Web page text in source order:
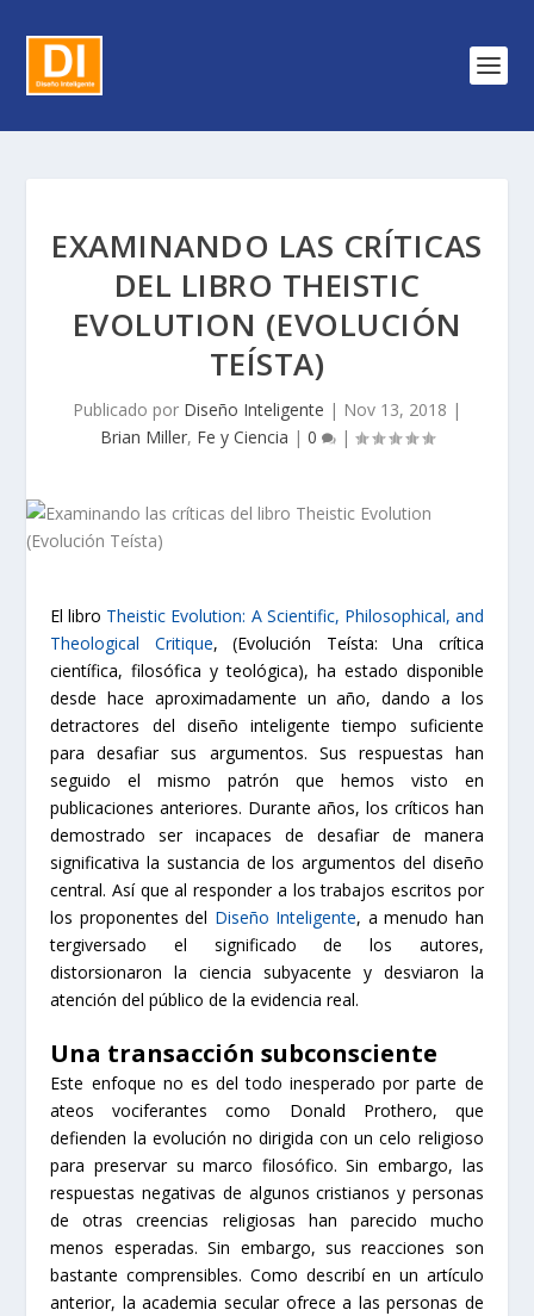
EXAMINANDO LAS CRÍTICAS
DEL LIBRO THEISTIC
EVOLUTION (EVOLUCIÓN
TEÍSTA)
Publicado por Diseño Inteligente | Nov 13, 2018 |
Brian Miller, Fe y Ciencia | 0 |
El libro Theistic Evolution: A Scientific, Philosophical, and
Theological Critique, (Evolución Teísta: Una crítica
científica, filosófica y teológica), ha estado disponible
desde hace aproximadamente un año, dando a los
detractores del diseño inteligente tiempo suficiente
para desafiar sus argumentos. Sus respuestas han
seguido el mismo patrón que hemos visto en
publicaciones anteriores. Durante años, los críticos han
demostrado ser incapaces de desafiar de manera
significativa la sustancia de los argumentos del diseño
central. Así que al responder a los trabajos escritos por
los proponentes del Diseño Inteligente, a menudo han
tergiversado el significado de los autores,
distorsionaron la ciencia subyacente y desviaron la
atención del público de la evidencia real.
Una transacción subconsciente
Este enfoque no es del todo inesperado por parte de
ateos vociferantes como Donald Prothero, que
defienden la evolución no dirigida con un celo religioso
para preservar su marco filosófico. Sin embargo, las
respuestas negativas de algunos cristianos y personas
de otras creencias religiosas han parecido mucho
menos esperadas. Sin embargo, sus reacciones son
bastante comprensibles. Como describí en un artículo
anterior, la academia secular ofrece a las personas de